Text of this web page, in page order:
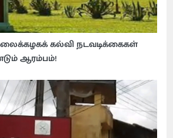
கல்வி நடவடிக்கைகள்
ஆரம்பம்!